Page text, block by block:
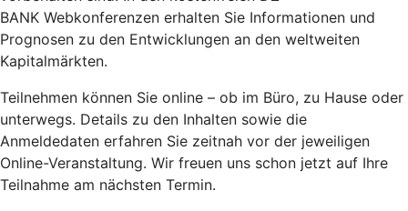
BANK Webkonferenzen erhalten Sie Informationen und
Prognosen zu den Entwicklungen an den weltweiten
Kapitalmärkten.
Teilnehmen können Sie online – ob im Büro, zu Hause oder
unterwegs. Details zu den Inhalten sowie die
Anmeldedaten erfahren Sie zeitnah vor der jeweiligen
Online-Veranstaltung. Wir freuen uns schon jetzt auf Ihre
Teilnahme am nächsten Termin.